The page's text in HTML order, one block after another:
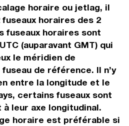
horaire ou jetlag, il
horaires des 2
fuseaux horaires sont
(auparavant GMT) qui
le méridien de
de référence. Il n’y
entre la longitude et le
certains fuseaux sont
leur axe longitudinal.
horaire est préférable si